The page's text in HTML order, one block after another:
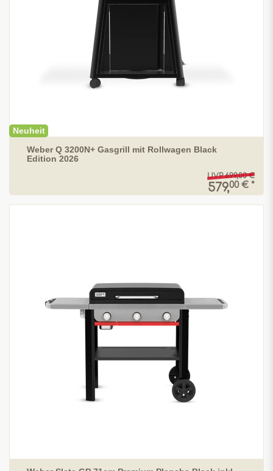
Neuheit
Weber Q 3200N+ Gasgrill mit Rollwagen Black
Edition 2026
UVP 699,00 €
579,00 € *